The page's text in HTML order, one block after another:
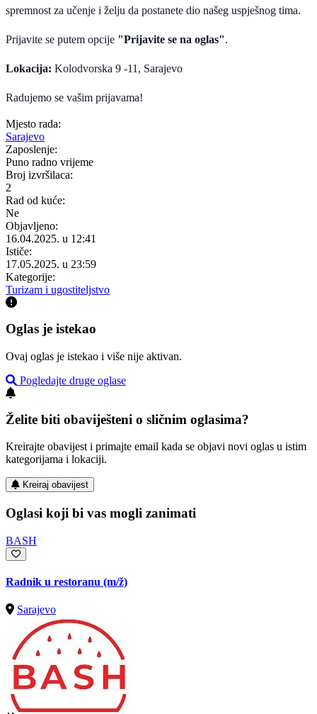
spremnost za učenje i želju da postanete dio našeg uspješnog tima.
Prijavite se putem opcije "Prijavite se na oglas".
Lokacija: Kolodvorska 9 -11, Sarajevo
Radujemo se vašim prijavama!
Mjesto rada:
Sarajevo
Zaposlenje:
Puno radno vrijeme
Broj izvršilaca:
2
Rad od kuće:
Ne
Objavljeno:
16.04.2025. u 12:41
Ističe:
17.05.2025. u 23:59
Kategorije:
Turizam i ugostiteljstvo
Oglas je istekao
Ovaj oglas je istekao i više nije aktivan.
Pogledajte druge oglase
Želite biti obaviješteni o sličnim oglasima?
Kreirajte obavijest i primajte email kada se objavi novi oglas u istim
kategorijama i lokaciji.
Kreiraj obavijest
Oglasi koji bi vas mogli zanimati
BASH
Radnik u restoranu (m/ž)
Sarajevo